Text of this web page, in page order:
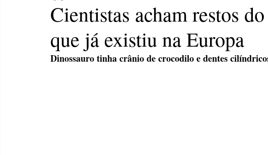
Cientistas acham restos
que já existiu na Europa
Dinossauro tinha crânio de crocodilo e dentes